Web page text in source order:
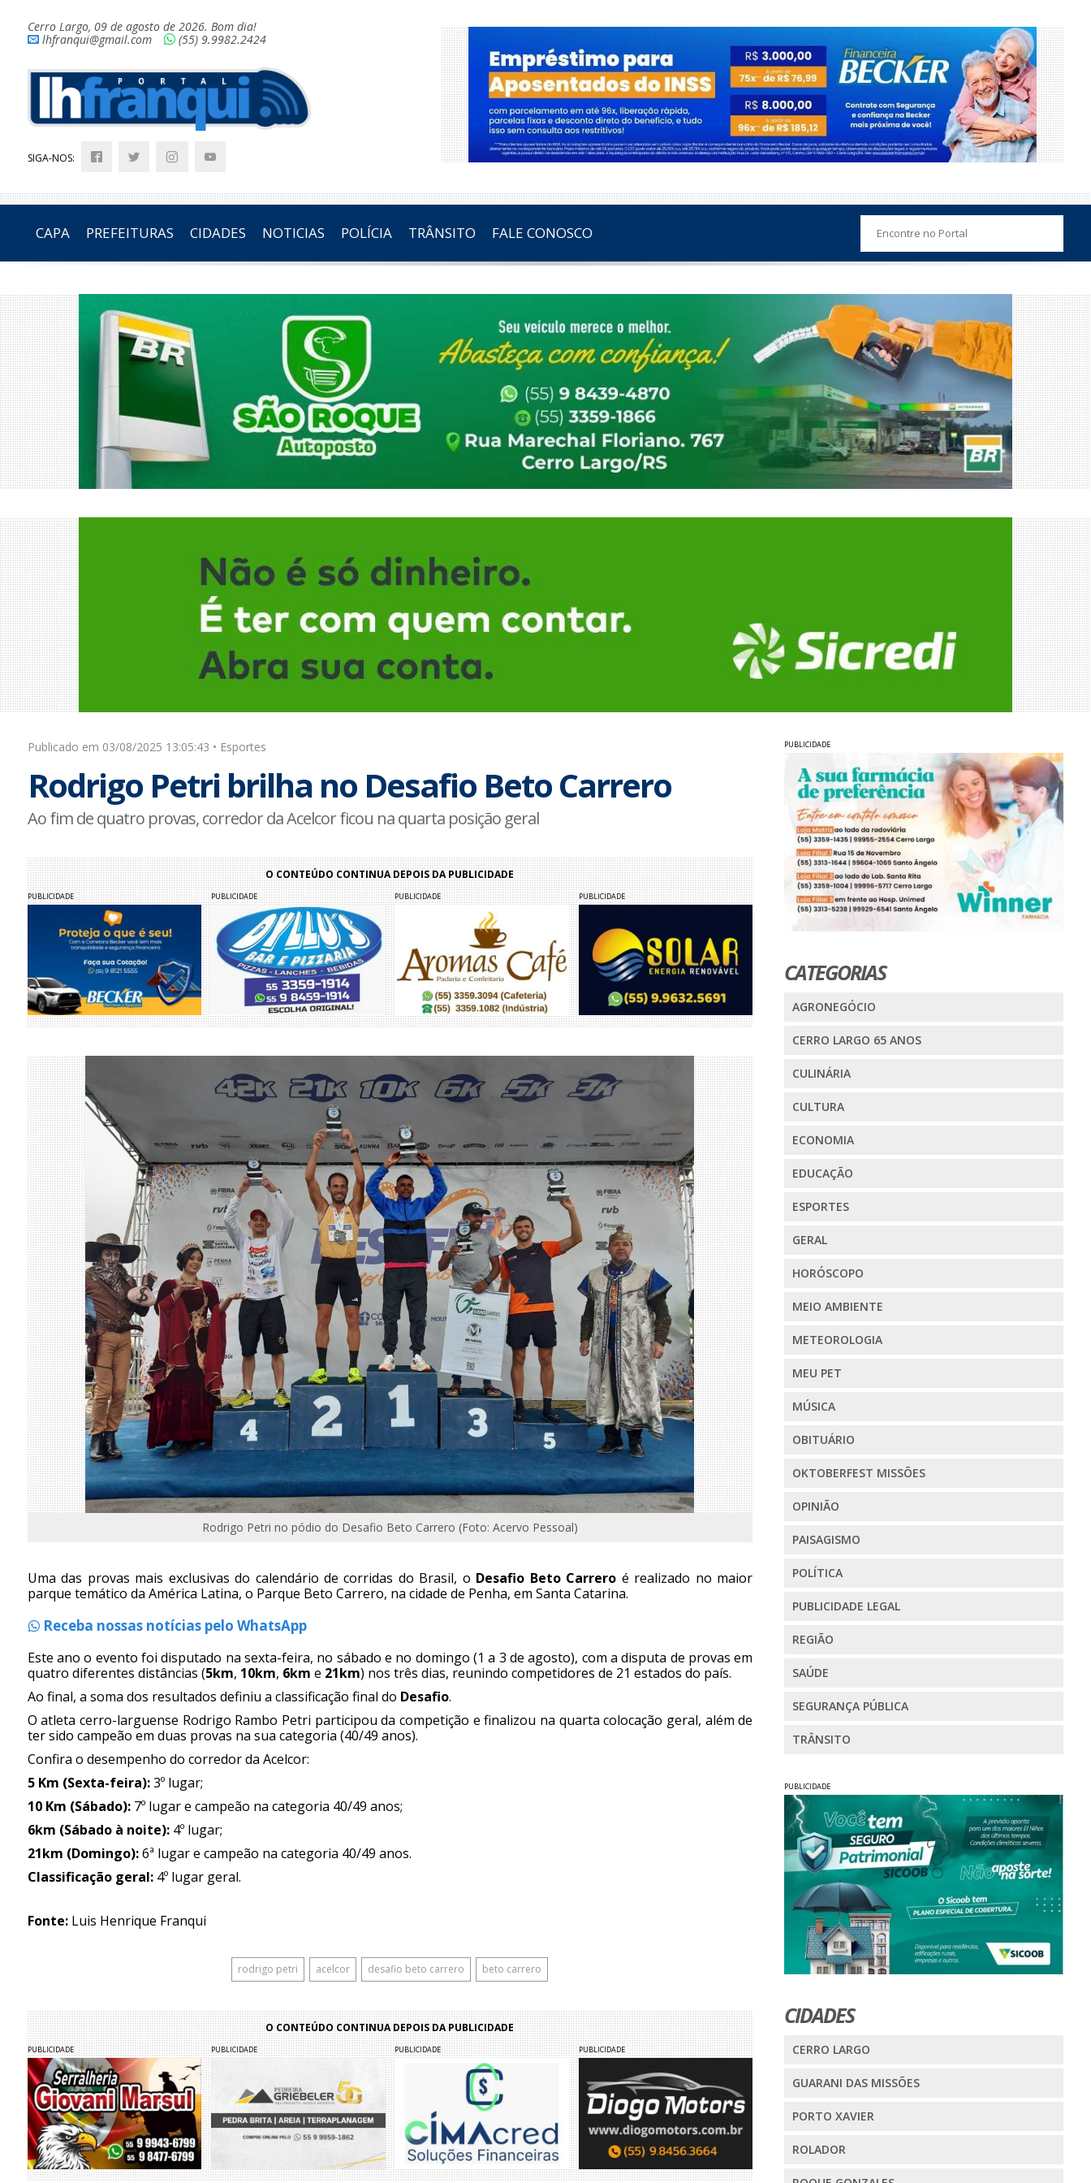
Cerro Largo, 09 de agosto de 2026. Bom dia!
lhfranqui@gmail.com
(55) 9.9982.2424
SIGA-NOS:
CAPA PREFEITURAS CIDADES NOTICIAS POLÍCIA TRÂNSITO FALE CONOSCO
Publicado em 03/08/2025 13:05:43 • Esportes
Rodrigo Petri brilha no Desafio Beto Carrero
Ao fim de quatro provas, corredor da Acelcor ficou na quarta posição geral
O CONTEÚDO CONTINUA DEPOIS DA PUBLICIDADE
PUBLICIDADE PUBLICIDADE PUBLICIDADE PUBLICIDADE
Rodrigo Petri no pódio do Desafio Beto Carrero (Foto: Acervo Pessoal)
Uma das provas mais exclusivas do calendário de corridas do Brasil, o Desafio Beto Carrero é realizado no maior
parque temático da América Latina, o Parque Beto Carrero, na cidade de Penha, em Santa Catarina.
Receba nossas notícias pelo WhatsApp
Este ano o evento foi disputado na sexta-feira, no sábado e no domingo (1 a 3 de agosto), com a disputa de provas em
quatro diferentes distâncias (5km, 10km, 6km e 21km) nos três dias, reunindo competidores de 21 estados do país.
Ao final, a soma dos resultados definiu a classificação final do Desafio.
O atleta cerro-larguense Rodrigo Rambo Petri participou da competição e finalizou na quarta colocação geral, além de
ter sido campeão em duas provas na sua categoria (40/49 anos).
Confira o desempenho do corredor da Acelcor:
5 Km (Sexta-feira):3º lugar;
10 Km (Sábado):7º lugar e campeão na categoria 40/49 anos;
6km (Sábado à noite):4º lugar;
21km (Domingo):6ª lugar e campeão na categoria 40/49 anos.
Classificação geral:4º lugar geral.
Fonte:Luis Henrique Franqui
rodrigo petri acelcor desafio beto carrero beto carrero
O CONTEÚDO CONTINUA DEPOIS DA PUBLICIDADE
PUBLICIDADE PUBLICIDADE PUBLICIDADE PUBLICIDADE
PUBLICIDADE
CATEGORIAS
AGRONEGÓCIO
CERRO LARGO 65 ANOS
CULINÁRIA
CULTURA
ECONOMIA
EDUCAÇÃO
ESPORTES
GERAL
HORÓSCOPO
MEIO AMBIENTE
METEOROLOGIA
MEU PET
MÚSICA
OBITUÁRIO
OKTOBERFEST MISSÕES
OPINIÃO
PAISAGISMO
POLÍTICA
PUBLICIDADE LEGAL
REGIÃO
SAÚDE
SEGURANÇA PÚBLICA
TRÂNSITO
PUBLICIDADE
CIDADES
CERRO LARGO
GUARANI DAS MISSÕES
PORTO XAVIER
ROLADOR